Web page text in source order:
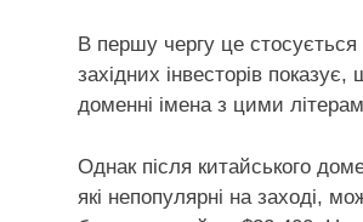
В першу чергу це
західних інвесторів
доменні імена з цими
Однак після китайського
які непопулярні на заході,